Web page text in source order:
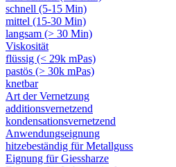
schnell (5-15 Min)
mittel (15-30 Min)
langsam (> 30 Min)
Viskosität
flüssig (< 29k mPas)
pastös (> 30k mPas)
knetbar
Art der Vernetzung
additionsvernetzend
kondensationsvernetzend
Anwendungseignung
hitzebeständig für Metallguss
Eignung für Giessharze